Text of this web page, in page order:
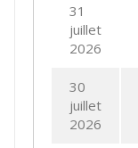
31
juillet
2026
30
juillet
2026